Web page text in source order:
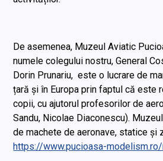
De asemenea, Muzeul Aviatic
numele colegului nostru, General
Dorin Prunariu, este o lucrare de
țară și în Europa prin faptul că este
copii, cu ajutorul profesorilor de
Sandu, Nicolae Diaconescu).
de machete de aeronave, statice și
https://www.pucioasa-